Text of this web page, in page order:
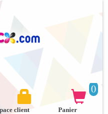
0

Panier

client